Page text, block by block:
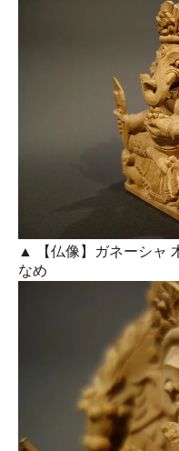
▲ 【仏像】ガネーシャ
なめ